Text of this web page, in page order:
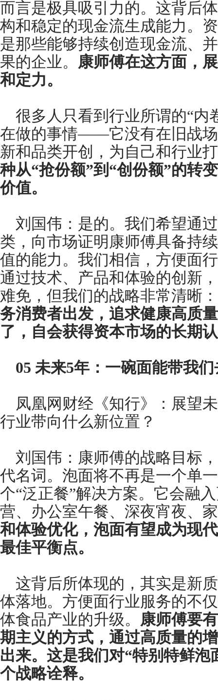
而言是极具吸引力的。这背后
构和稳定的现金流生成能力。
是那些能够持续创造现金流、
果的企业。 康师傅在这方面，
和定力。
很多人只看到行业所谓的“内
在做的事情——它没有在旧战
新和品类开创，为自己和行业
种从“抢份额”到“创份额”的转
价值。
刘国伟：是的。我们希望通
类，向市场证明康师傅具备持
值的能力。我们相信，方便面
通过技术、产品和体验的创新
难免，但我们的战略非常清晰：
务消费者出发，追求健康高质
了，自会获得资本市场的长期
05 未来5年：一碗面能带我
凤凰网财经《知行》：展望
行业带向什么新位置？
刘国伟：康师傅的战略目标
代名词。泡面将不再是一个单
个“泛正餐”解决方案。它会融
营、办公室午餐、深夜宵夜、
和体验优化，泡面有望成为现
最佳平衡点。
这背后所体现的，其实是新
体落地。方便面行业服务的不
体食品产业的升级。 康师傅要
期主义的方式，通过高质量的
出来。这是我们对“特别特鲜泡
个战略诠释。